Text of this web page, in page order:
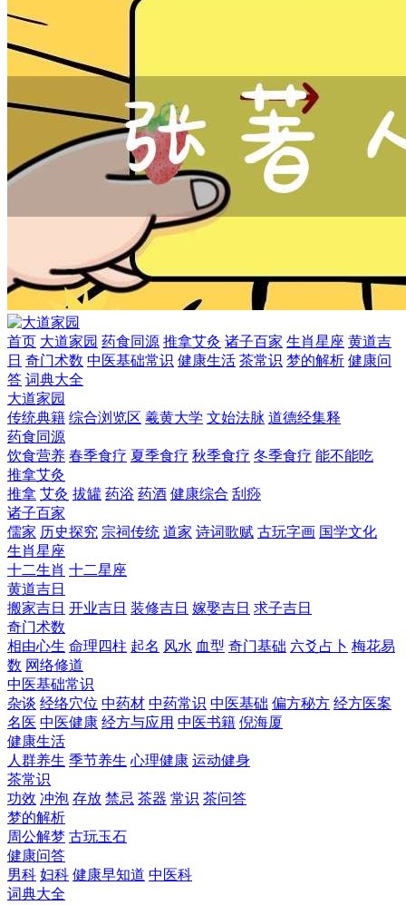
首页 大道家园 药食同源 推拿艾灸 诸子百家 生肖星座 黄道吉
日 奇门术数 中医基础常识 健康生活 茶常识 梦的解析 健康问
答 词典大全
大道家园
传统典籍 综合浏览区 羲黄大学 文始法脉 道德经集释
药食同源
饮食营养 春季食疗 夏季食疗 秋季食疗 冬季食疗 能不能吃
推拿艾灸
推拿 艾灸 拔罐 药浴 药酒 健康综合 刮痧
诸子百家
儒家 历史探究 宗祠传统 道家 诗词歌赋 古玩字画 国学文化
生肖星座
十二生肖 十二星座
黄道吉日
搬家吉日 开业吉日 装修吉日 嫁娶吉日 求子吉日
奇门术数
相由心生 命理四柱 起名 风水 血型 奇门基础 六爻占卜 梅花易
数 网络修道
中医基础常识
杂谈 经络穴位 中药材 中药常识 中医基础 偏方秘方 经方医案
名医 中医健康 经方与应用 中医书籍 倪海厦
健康生活
人群养生 季节养生 心理健康 运动健身
茶常识
功效 冲泡 存放 禁忌 茶器 常识 茶问答
梦的解析
周公解梦 古玩玉石
健康问答
男科 妇科 健康早知道 中医科
词典大全